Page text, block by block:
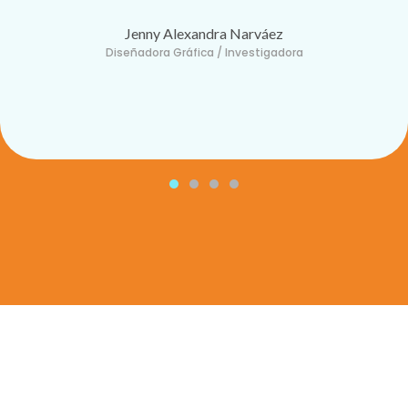
Jenny Alexandra Narváez
Diseñadora Gráfica / Investigadora